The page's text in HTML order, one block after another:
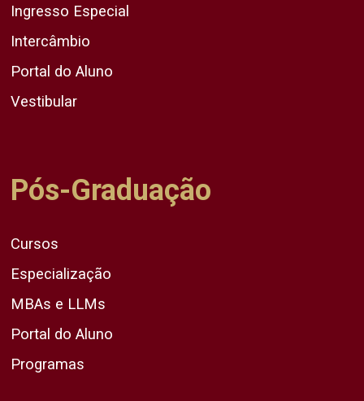
Ingresso Especial
Intercâmbio
Portal do Aluno
Vestibular
Pós-Graduação
Cursos
Especialização
MBAs e LLMs
Portal do Aluno
Programas